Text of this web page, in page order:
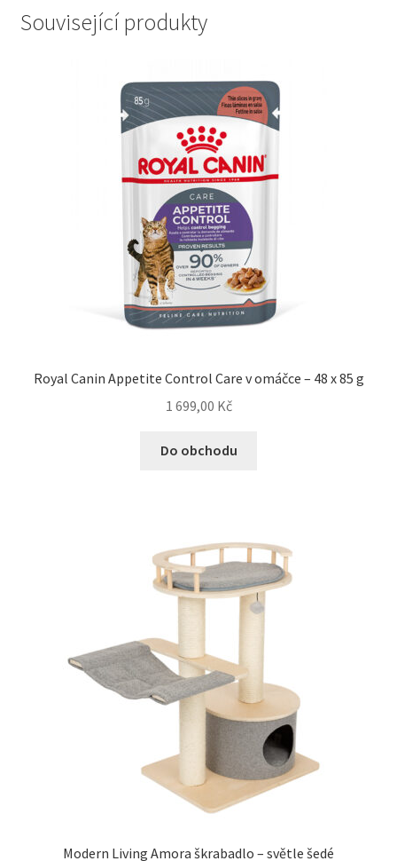
Související produkty
Royal Canin Appetite Control Care v omáčce – 48 x 85 g
1 699,00 Kč
Do obchodu
Modern Living Amora škrabadlo – světle šedé